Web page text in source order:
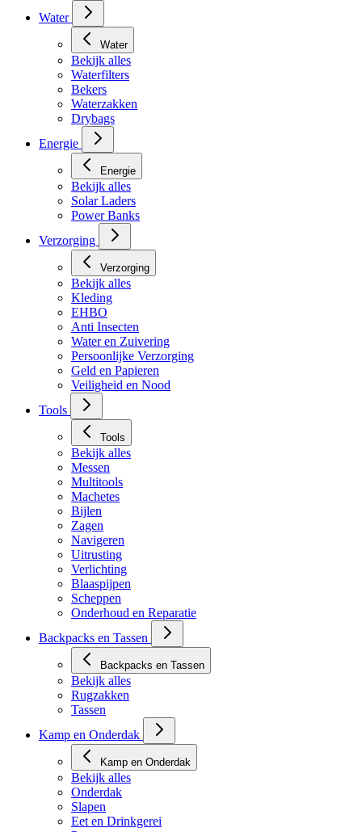
Water
Water
Bekijk alles
Waterfilters
Bekers
Waterzakken
Drybags
Energie
Energie
Bekijk alles
Solar Laders
Power Banks
Verzorging
Verzorging
Bekijk alles
Kleding
EHBO
Anti Insecten
Water en Zuivering
Persoonlijke Verzorging
Geld en Papieren
Veiligheid en Nood
Tools
Tools
Bekijk alles
Messen
Multitools
Machetes
Bijlen
Zagen
Navigeren
Uitrusting
Verlichting
Blaaspijpen
Scheppen
Onderhoud en Reparatie
Backpacks en Tassen
Backpacks en Tassen
Bekijk alles
Rugzakken
Tassen
Kamp en Onderdak
Kamp en Onderdak
Bekijk alles
Onderdak
Slapen
Eet en Drinkgerei